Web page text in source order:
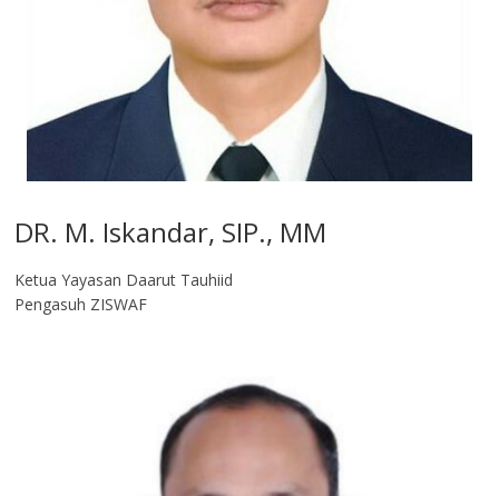
DR. M. Iskandar, SIP., MM
Ketua Yayasan Daarut Tauhiid
Pengasuh ZISWAF